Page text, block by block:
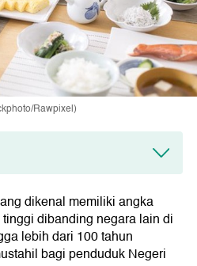
Rawpixel)
Manis
dikenal memiliki angka
dibanding negara lain di
lebih dari 100 tahun
bagi penduduk Negeri